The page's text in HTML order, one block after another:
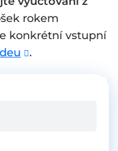
rokem
konkrétní vstupní
.